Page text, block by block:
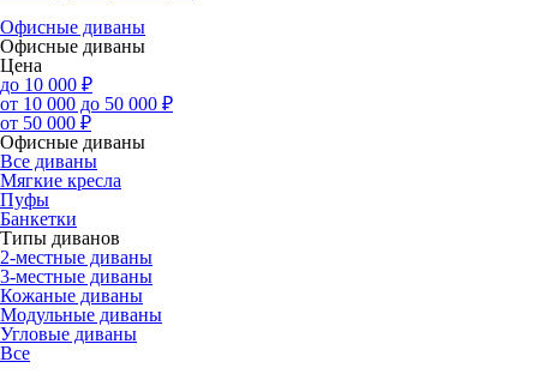
Офисные диваны
Офисные диваны
Цена
до 10 000 ₽
от 10 000 до 50 000 ₽
от 50 000 ₽
Офисные диваны
Все диваны
Мягкие кресла
Пуфы
Банкетки
Типы диванов
2-местные диваны
3-местные диваны
Кожаные диваны
Модульные диваны
Угловые диваны
Все